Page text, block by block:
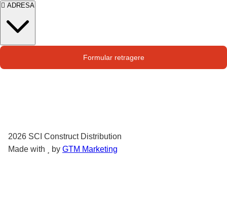
ADRESA
Formular retragere
2026 SCI Construct Distribution
Made with
by GTM Marketing